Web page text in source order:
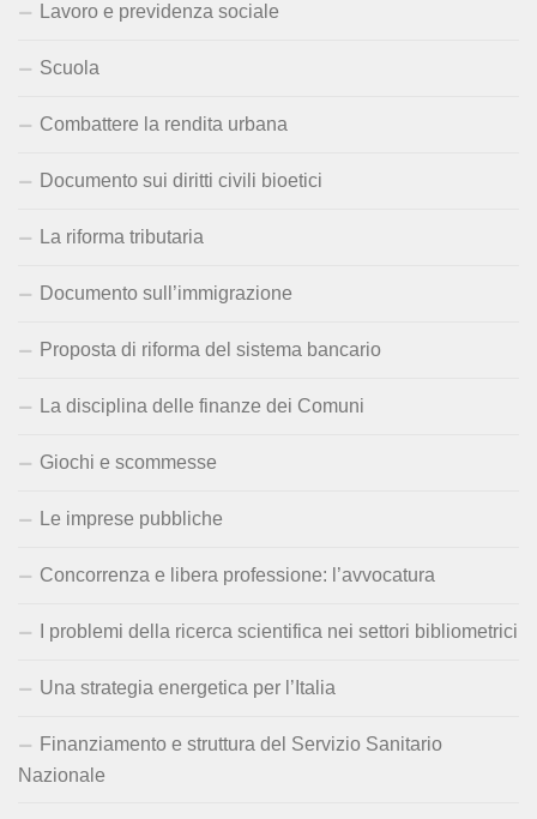
Lavoro e previdenza sociale
Scuola
Combattere la rendita urbana
Documento sui diritti civili bioetici
La riforma tributaria
Documento sull’immigrazione
Proposta di riforma del sistema bancario
La disciplina delle finanze dei Comuni
Giochi e scommesse
Le imprese pubbliche
Concorrenza e libera professione: l’avvocatura
I problemi della ricerca scientifica nei settori bibliometrici
Una strategia energetica per l’Italia
Finanziamento e struttura del Servizio Sanitario
Nazionale